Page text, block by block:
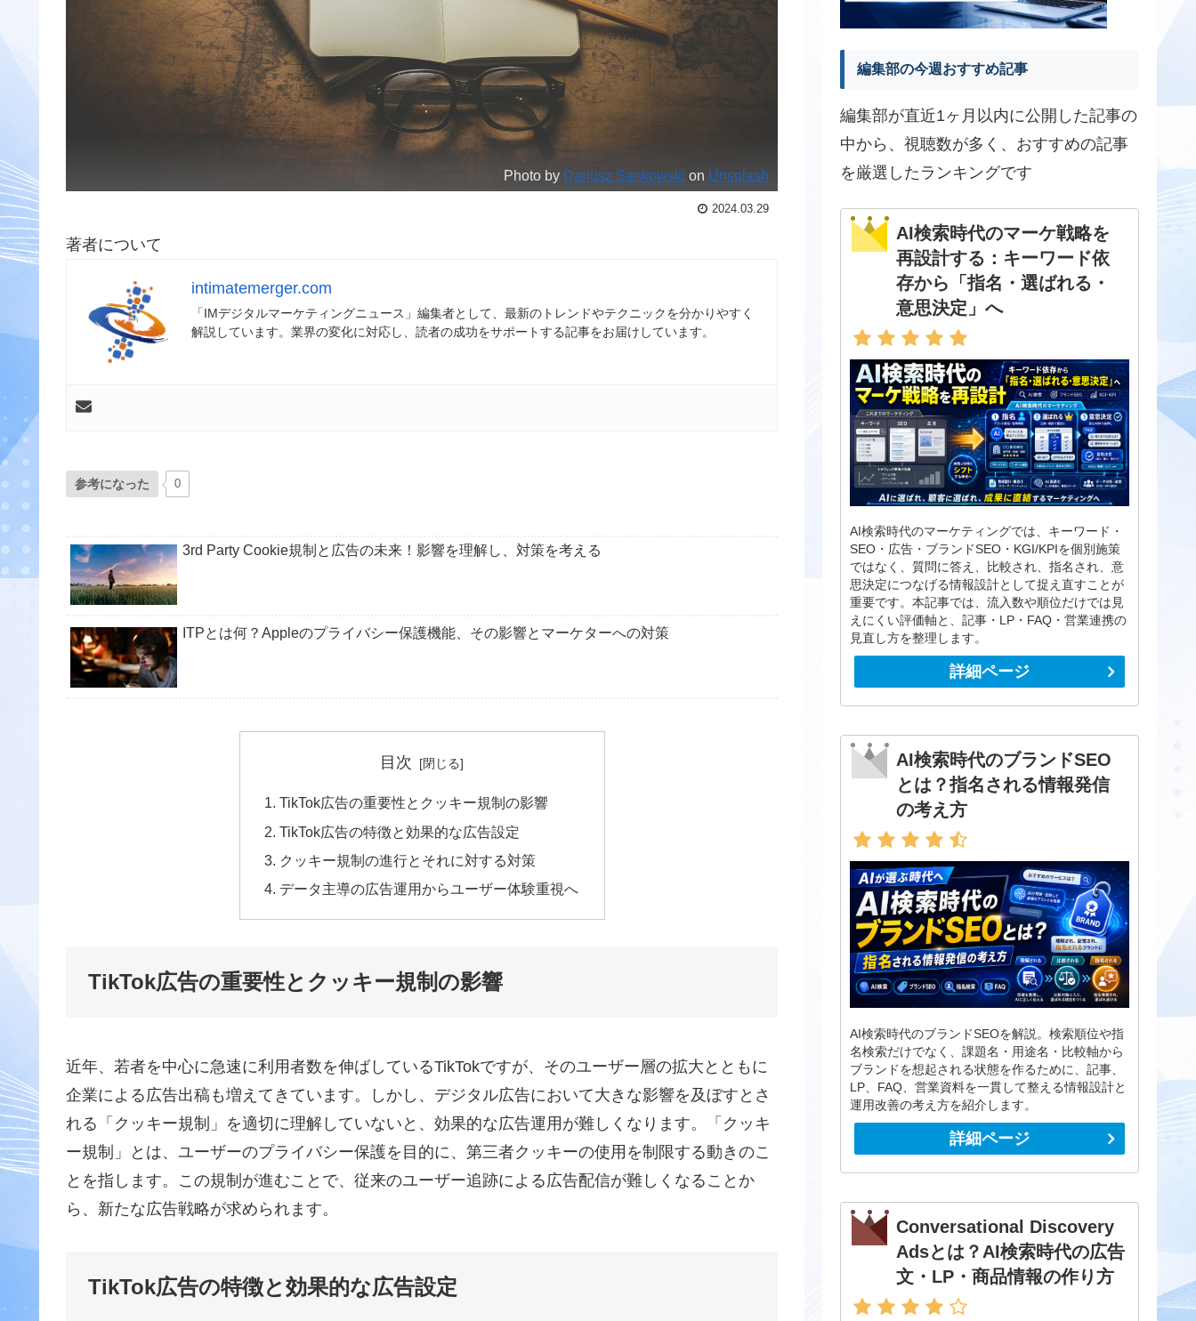
Photo by Dariusz Sankowski on Unsplash
2024.03.29
著者について
intimatemerger.com
「IMデジタルマーケティングニュース」編集者として、最新のトレンドやテクニックを分かりやすく
解説しています。業界の変化に対応し、読者の成功をサポートする記事をお届けしています。
参考になった 0
3rd Party Cookie規制と広告の未来！影響を理解し、対策を考える
ITPとは何？Appleのプライバシー保護機能、その影響とマーケターへの対策
目次
TikTok広告の重要性とクッキー規制の影響
TikTok広告の特徴と効果的な広告設定
クッキー規制の進行とそれに対する対策
データ主導の広告運用からユーザー体験重視へ
TikTok広告の重要性とクッキー規制の影響
近年、若者を中心に急速に利用者数を伸ばしているTikTokですが、そのユーザー層の拡大とともに
企業による広告出稿も増えてきています。しかし、デジタル広告において大きな影響を及ぼすとさ
れる「クッキー規制」を適切に理解していないと、効果的な広告運用が難しくなります。「クッキ
ー規制」とは、ユーザーのプライバシー保護を目的に、第三者クッキーの使用を制限する動きのこ
とを指します。この規制が進むことで、従来のユーザー追跡による広告配信が難しくなることか
ら、新たな広告戦略が求められます。
TikTok広告の特徴と効果的な広告設定
編集部の今週おすすめ記事
編集部が直近1ヶ月以内に公開した記事の
中から、視聴数が多く、おすすめの記事
を厳選したランキングです
AI検索時代のマーケ戦略を
再設計する：キーワード依
存から「指名・選ばれる・
意思決定」へ
AI検索時代のマーケティングでは、キーワード・
SEO・広告・ブランドSEO・KGI/KPIを個別施策
ではなく、質問に答え、比較され、指名され、意
思決定につなげる情報設計として捉え直すことが
重要です。本記事では、流入数や順位だけでは見
えにくい評価軸と、記事・LP・FAQ・営業連携の
見直し方を整理します。
詳細ページ
AI検索時代のブランドSEO
とは？指名される情報発信
の考え方
AI検索時代のブランドSEOを解説。検索順位や指
名検索だけでなく、課題名・用途名・比較軸から
ブランドを想起される状態を作るために、記事、
LP、FAQ、営業資料を一貫して整える情報設計と
運用改善の考え方を紹介します。
詳細ページ
Conversational Discovery
Adsとは？AI検索時代の広告
文・LP・商品情報の作り方